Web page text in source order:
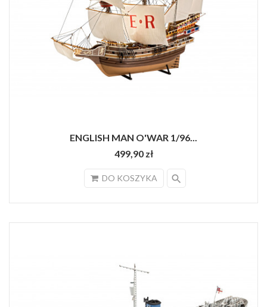
ENGLISH MAN O'WAR 1/96...
499,90 zł
DO KOSZYKA search